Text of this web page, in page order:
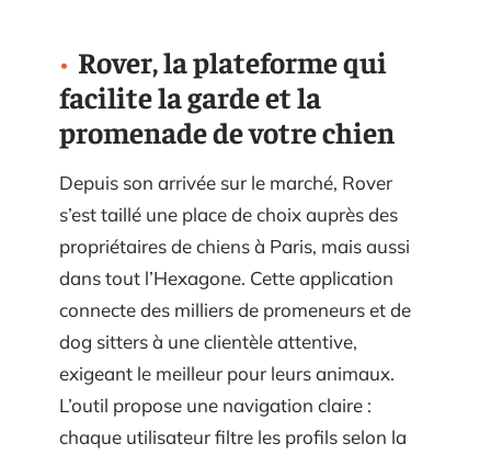
Rover, la plateforme qui
facilite la garde et la
promenade de votre chien
Depuis son arrivée sur le marché, Rover
s’est taillé une place de choix auprès des
propriétaires de chiens à Paris, mais aussi
dans tout l’Hexagone. Cette application
connecte des milliers de promeneurs et de
dog sitters à une clientèle attentive,
exigeant le meilleur pour leurs animaux.
L’outil propose une navigation claire :
chaque utilisateur filtre les profils selon la